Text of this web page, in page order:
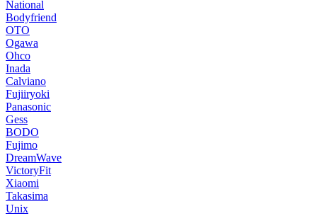
National
Bodyfriend
OTO
Ogawa
Ohco
Inada
Calviano
Fujiiryoki
Panasonic
Gess
BODO
Fujimo
DreamWave
VictoryFit
Xiaomi
Takasima
Unix